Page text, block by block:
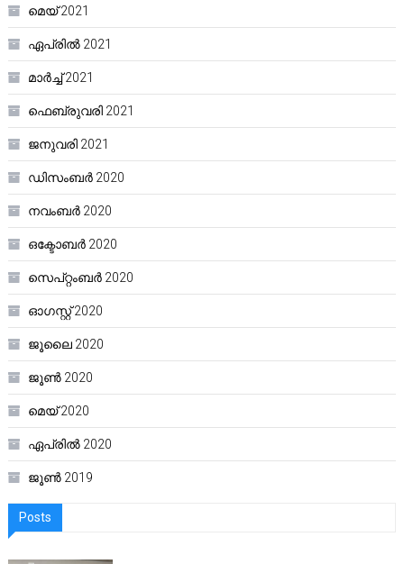
മെയ്‌ 2021
ഏപ്രിൽ 2021
മാർച്ച്‌ 2021
ഫെബ്രുവരി 2021
ജനുവരി 2021
ഡിസംബർ 2020
നവംബർ 2020
ഒക്ടോബർ 2020
സെപ്റ്റംബർ 2020
ഓഗസ്റ്റ്‌ 2020
ജൂലൈ 2020
ജൂൺ 2020
മെയ്‌ 2020
ഏപ്രിൽ 2020
ജൂൺ 2019
Posts